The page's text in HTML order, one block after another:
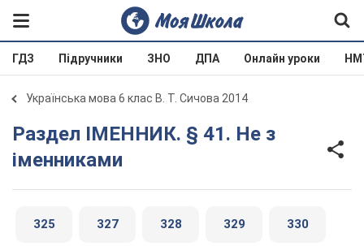
ГДЗ Підручники ЗНО ДПА Онлайн уроки
Українська мова 6 клас В. Т. Сичова 2014
Раздел ІМЕННИК. § 41. Не з
іменниками
325 327 328 329 330